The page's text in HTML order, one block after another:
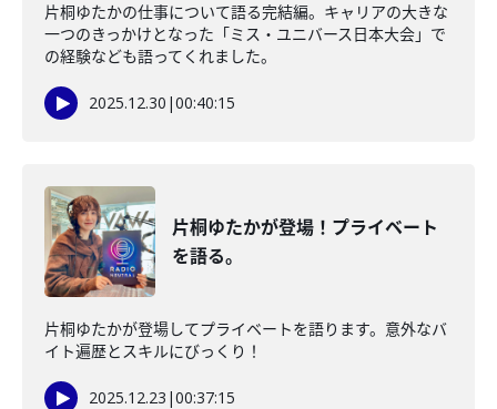
片桐ゆたかの仕事について語る完結編。キャリアの大きな
一つのきっかけとなった「ミス・ユニバース日本大会」で
の経験なども語ってくれました。
2025.12.30 |00:40:15
片桐ゆたかが登場！プライベート
を語る。
片桐ゆたかが登場してプライベートを語ります。意外なバ
イト遍歴とスキルにびっくり！
2025.12.23 |00:37:15